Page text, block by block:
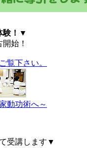
験！▼
始！
覧下さい。
動功術へ～
受講します▼